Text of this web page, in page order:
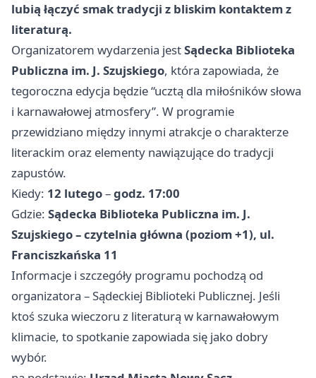
lubią łączyć smak tradycji z bliskim kontaktem z
literaturą.
Organizatorem wydarzenia jestSądecka Biblioteka
Publiczna im. J. Szujskiego, która zapowiada, że
tegoroczna edycja będzie “ucztą dla miłośników słowa
i karnawałowej atmosfery”. W programie
przewidziano między innymi atrakcje o charakterze
literackim oraz elementy nawiązujące do tradycji
zapustów.
Kiedy: 12 lutego–godz. 17:00
Gdzie: Sądecka Biblioteka Publiczna im. J.
Szujskiego – czytelnia główna (poziom +1), ul.
Franciszkańska 11
Informacje i szczegóły programu pochodzą od
organizatora – Sądeckiej Biblioteki Publicznej. Jeśli
ktoś szuka wieczoru z literaturą w karnawałowym
klimacie, to spotkanie zapowiada się jako dobry
wybór.